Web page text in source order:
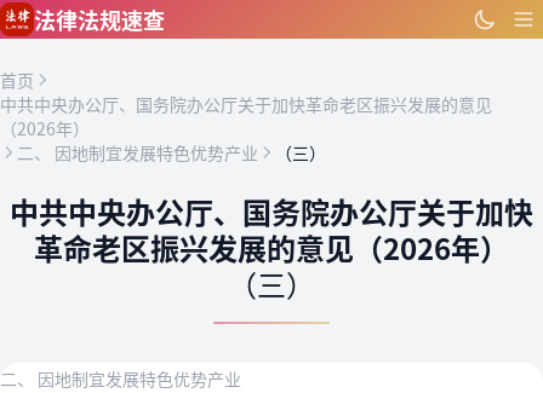
跳到主要内容
法律法规速查
首页
中共中央办公厅、国务院办公厅关于加快革命老区振兴发展的意见
（2026年）
二、 因地制宜发展特色优势产业
（三）
中共中央办公厅、国务院办公厅关于加快
革命老区振兴发展的意见（2026年）
（三）
二、 因地制宜发展特色优势产业